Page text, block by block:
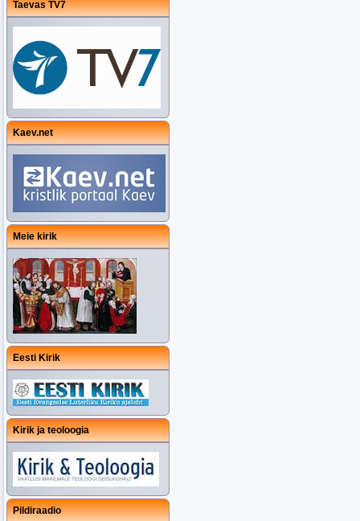
Taevas TV7
Kaev.net
Meie kirik
Eesti Kirik
Kirik ja teoloogia
Pildiraadio